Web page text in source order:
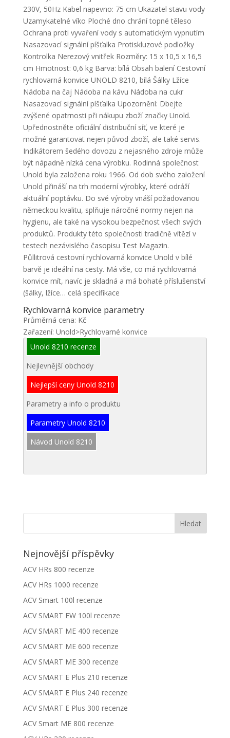
230V, 50Hz Kabel napevno: 75 cm Ukazatel stavu vody
Uzamykatelné víko Ploché dno chrání topné těleso
Ochrana proti vyvaření vody s automatickým vypnutím
Nasazovací signální píšťalka Protiskluzové podložky
Kontrolka Nerezový vnitřek Rozměry: 15 x 10,5 x 16,5
cm Hmotnost: 0,6 kg Barva: bílá Obsah balení Cestovní
rychlovarná konvice UNOLD 8210, bílá Šálky Lžíce
Nádoba na čaj Nádoba na kávu Nádoba na cukr
Nasazovací signální píšťalka Upozornění: Dbejte
zvýšené opatrnosti při nákupu zboží značky Unold.
Upřednostněte oficiální distribuční síť, ve které je
možné garantovat nejen původ zboží, ale také servis.
Indikátorem šedého dovozu z nejasného zdroje může
být nápadně nízká cena výrobku. Rodinná společnost
Unold byla založena roku 1966. Od dob svého založení
Unold přináší na trh moderní výrobky, které odráží
aktuální poptávku. Do své výroby vnáší požadovanou
německou kvalitu, splňuje náročné normy nejen na
hygienu, ale také na vysokou bezpečnost všech svých
produktů. Produkty této společnosti tradičně vítězí v
testech nezávislého časopisu Test Magazin.
Půllitrová cestovní rychlovarná konvice Unold v bílé
barvě je ideální na cesty. Má vše, co má rychlovarná
konvice mít, navíc je skladná a má bohaté příslušenství
(šálky, lžíce… celá specifikace
Rychlovarná konvice parametry
Průměrná cena: Kč
Zařazení: Unold>Rychlovarné konvice
Unold 8210 recenze
Nejlevnější obchody
Nejlepší ceny Unold 8210
Parametry a info o produktu
Parametry Unold 8210
Návod Unold 8210
Nejnovější příspěvky
ACV HRs 800 recenze
ACV HRs 1000 recenze
ACV Smart 100l recenze
ACV SMART EW 100l recenze
ACV SMART ME 400 recenze
ACV SMART ME 600 recenze
ACV SMART ME 300 recenze
ACV SMART E Plus 210 recenze
ACV SMART E Plus 240 recenze
ACV SMART E Plus 300 recenze
ACV Smart ME 800 recenze